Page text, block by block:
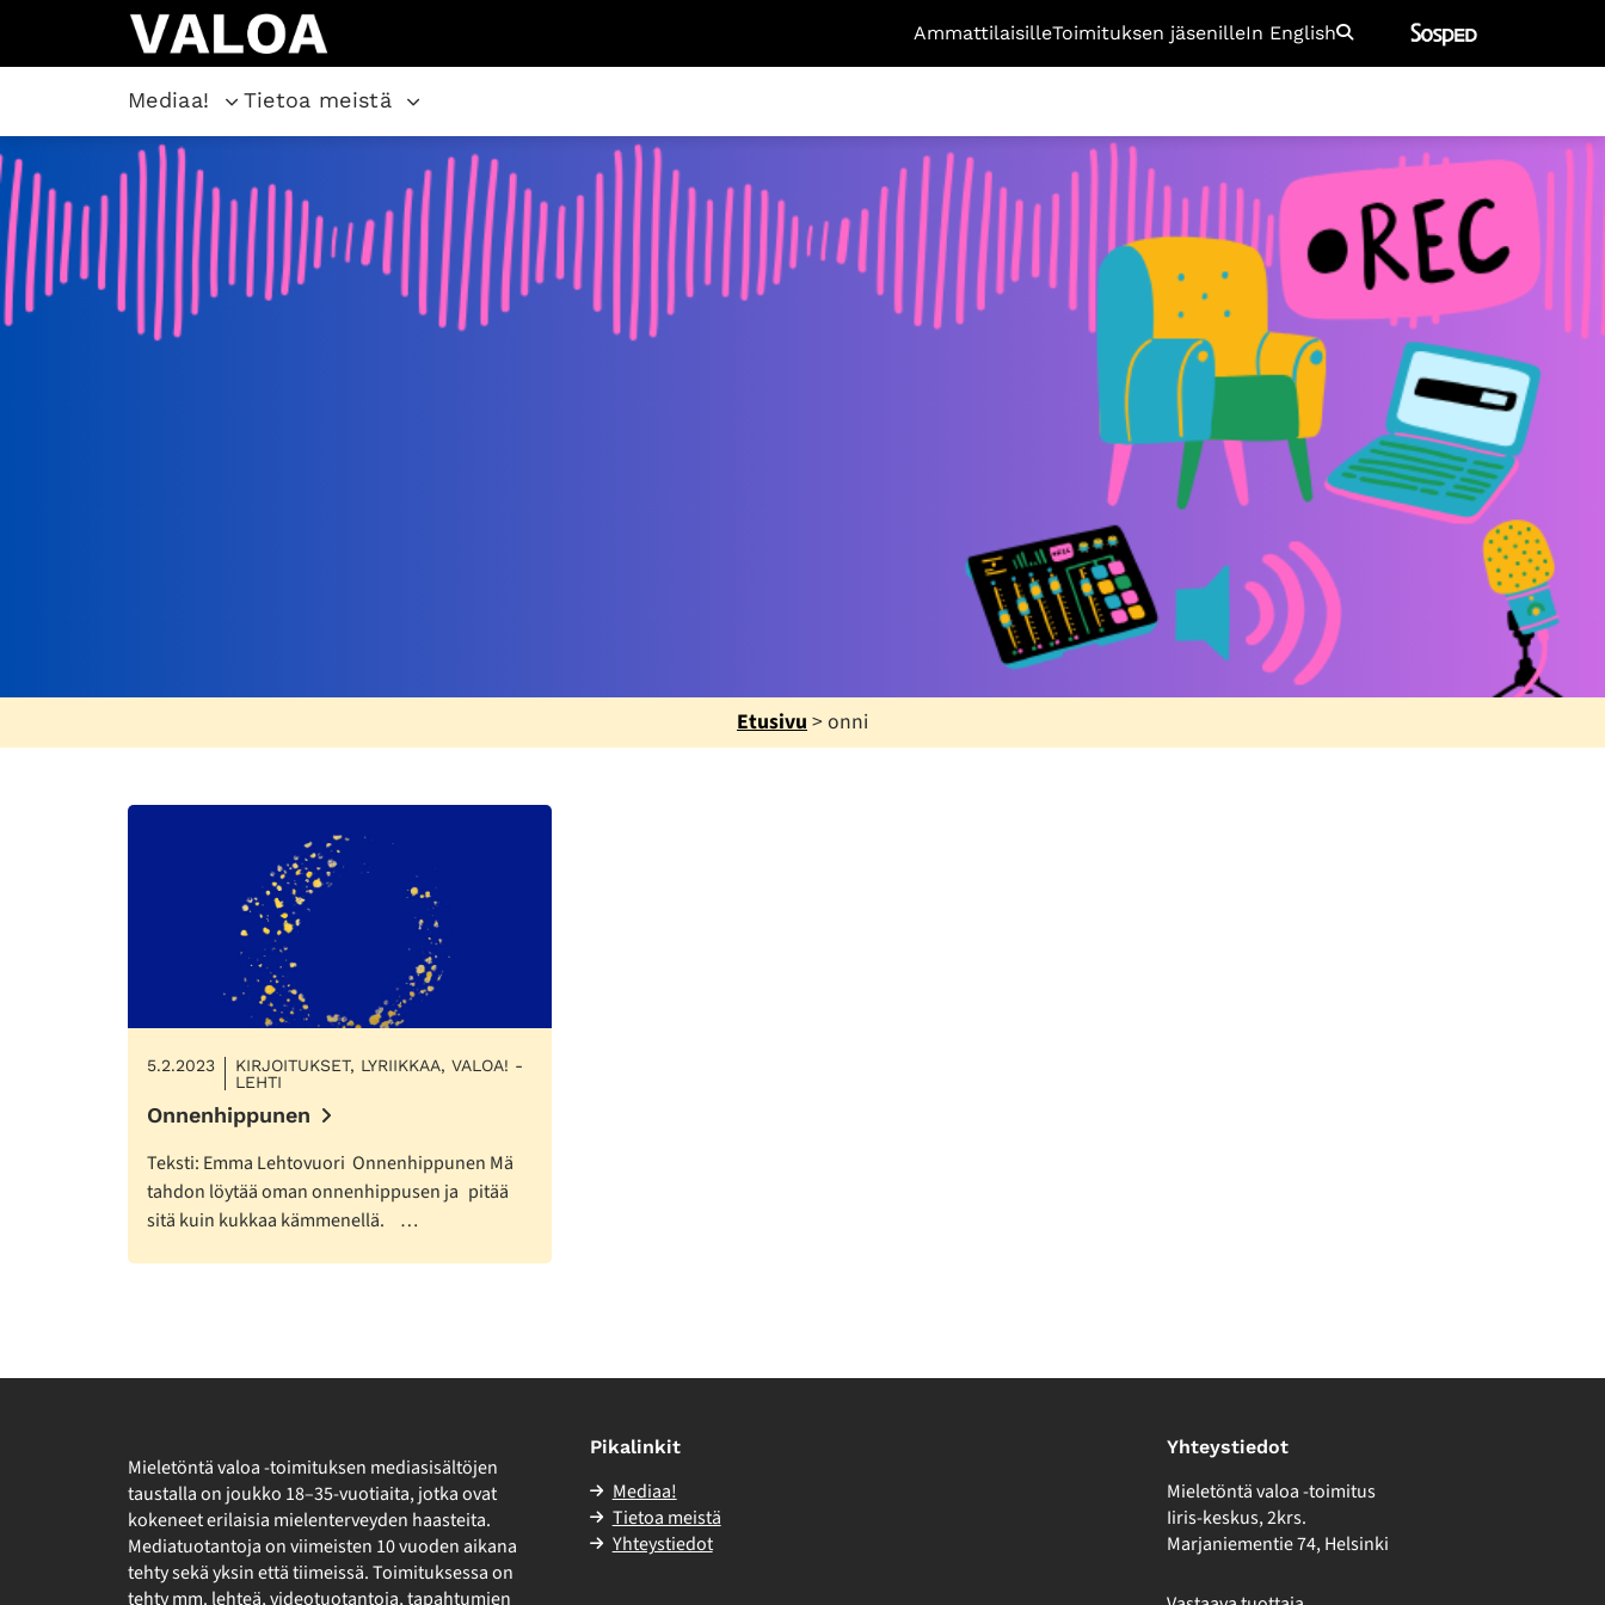
AmmattilaisilleToimituksen jäsenilleIn English Etsi
Mediaa! Tietoa meistä
Etusivu> onni
5.2.2023
KIRJOITUKSET, LYRIIKKAA, VALOA! -
LEHTI
Onnenhippunen
Teksti: Emma Lehtovuori Onnenhippunen Mä
tahdon löytää oman onnenhippusen ja pitää
sitä kuin kukkaa kämmenellä. …
Mieletöntä valoa -toimituksen mediasisältöjen
taustalla on joukko 18–35-vuotiaita, jotka ovat
kokeneet erilaisia mielenterveyden haasteita.
Mediatuotantoja on viimeisten 10 vuoden aikana
tehty sekä yksin että tiimeissä. Toimituksessa on
tehty mm. lehteä, videotuotantoja, tapahtumien
Pikalinkit
Mediaa!
Tietoa meistä
Yhteystiedot
Yhteystiedot
Mieletöntä valoa -toimitus
Iiris-keskus, 2krs.
Marjaniementie 74, Helsinki